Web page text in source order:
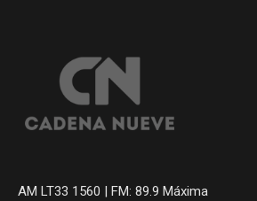
AM LT33 1560 | FM: 89.9 Máxima